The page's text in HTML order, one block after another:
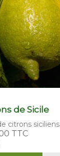
de Sicile
citrons siciliens
TTC